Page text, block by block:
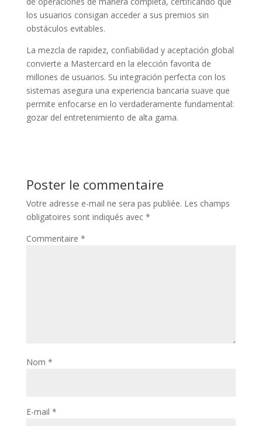
los usuarios consigan acceder a sus premios sin
obstáculos evitables.
La mezcla de rapidez, confiabilidad y aceptación global
convierte a Mastercard en la elección favorita de
millones de usuarios. Su integración perfecta con los
sistemas asegura una experiencia bancaria suave que
permite enfocarse en lo verdaderamente fundamental:
gozar del entretenimiento de alta gama.
Poster le commentaire
Votre adresse e-mail ne sera pas publiée. Les champs
obligatoires sont indiqués avec *
Commentaire *
Nom *
E-mail *